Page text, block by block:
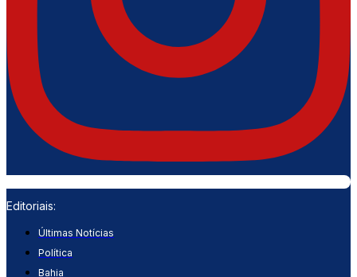
Editoriais:
Últimas Notícias
Política
Bahia